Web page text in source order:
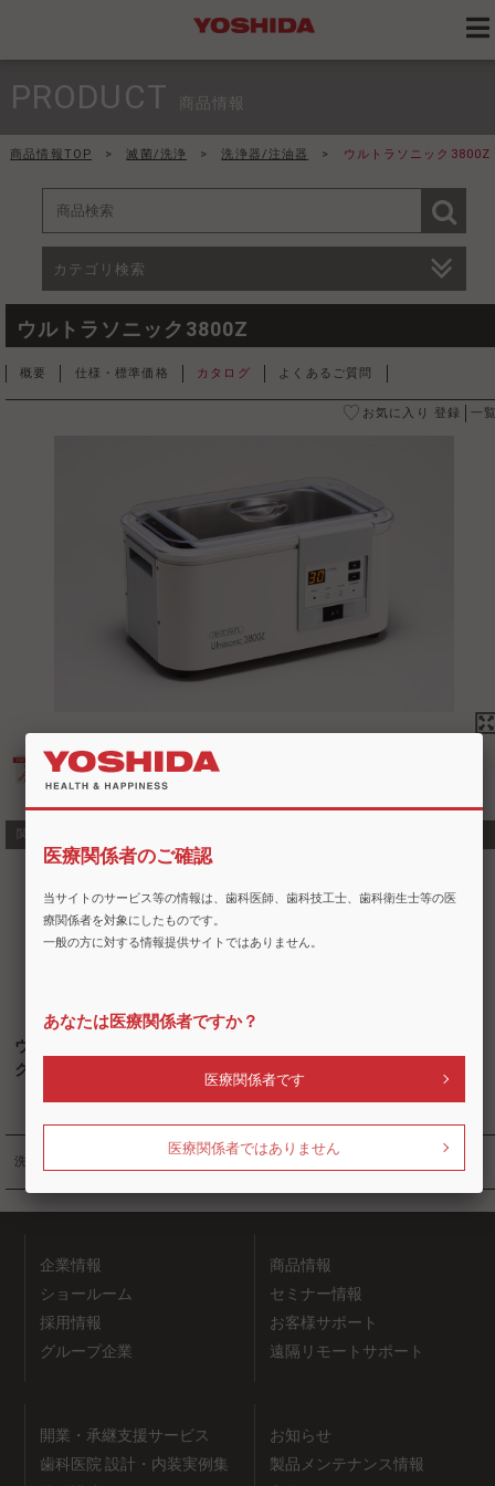
PRODUCT 商品情報
商品情報TOP > 滅菌/洗浄 > 洗浄器/注油器 > ウルトラソニック3800Z
カテゴリ検索
ウルトラソニック3800Z
概要 仕様・標準価格 カタログ よくあるご質問
お気に入り 登録 一
カタログ（ウルトラソニック3800Z）
関連商品・類似商品
ウルトラソニッ
クL&LⅡ
洗浄器
企業情報
ショールーム
採用情報
グループ企業
商品情報
セミナー情報
お客様サポート
遠隔リモートサポート
開業・承継支援サービス
歯科医院 設計・内装実例集
お知らせ
製品メンテナンス情報
医療関係者のご確認
当サイトのサービス等の情報は、歯科医師、歯科技工士、歯科衛生士等の医
療関係者を対象にしたものです。
一般の方に対する情報提供サイトではありません。
あなたは医療関係者ですか？
医療関係者です
医療関係者ではありません